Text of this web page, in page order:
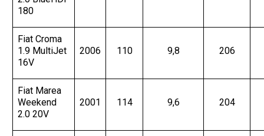
180
Fiat Croma
1.9 MultiJet
16V
2006 110 9,8 206
Fiat Marea
Weekend
2.0 20V
2001 114 9,6 204